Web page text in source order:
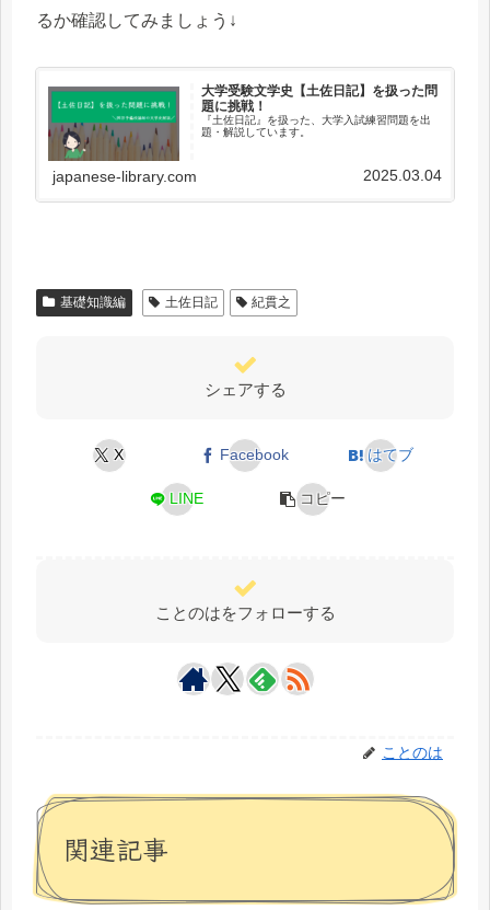
るか確認してみましょう↓
大学受験文学史【土佐日記】を扱った問
題に挑戦！
『土佐日記』を扱った、大学入試練習問題を出
題・解説しています。
japanese-library.com 2025.03.04
基礎知識編 土佐日記 紀貫之
シェアする
X Facebook はてブ
LINE コピー
ことのはをフォローする
ことのは
関連記事